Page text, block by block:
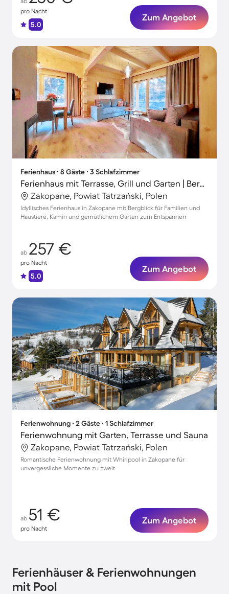
pro Nacht
5.0
Zum Angebot
Ferienhaus ∙ 8 Gäste ∙ 3 Schlafzimmer
Ferienhaus mit Terrasse, Grill und Garten | Bergblick
Zakopane, Powiat Tatrzański, Polen
Idyllisches Ferienhaus in Zakopane mit Bergblick für Familien und
Haustiere, Kamin und gemütlichem Garten zum Entspannen
ab 257 €
pro Nacht
5.0
Zum Angebot
Ferienwohnung ∙ 2 Gäste ∙ 1 Schlafzimmer
Ferienwohnung mit Garten, Terrasse und Sauna
Zakopane, Powiat Tatrzański, Polen
Romantische Ferienwohnung mit Whirlpool in Zakopane für
unvergessliche Momente zu zweit
ab 51 €
pro Nacht
Zum Angebot
Ferienhäuser & Ferienwohnungen
mit Pool